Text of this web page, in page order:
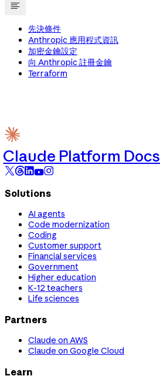
先決條件
Anthropic 應用程式資訊
加密金鑰設定
向 Anthropic 註冊金鑰
Terraform
Claude Platform Docs
Solutions
AI agents
Code modernization
Coding
Customer support
Financial services
Government
Higher education
K-12 teachers
Life sciences
Partners
Claude on AWS
Claude on Google Cloud
Learn